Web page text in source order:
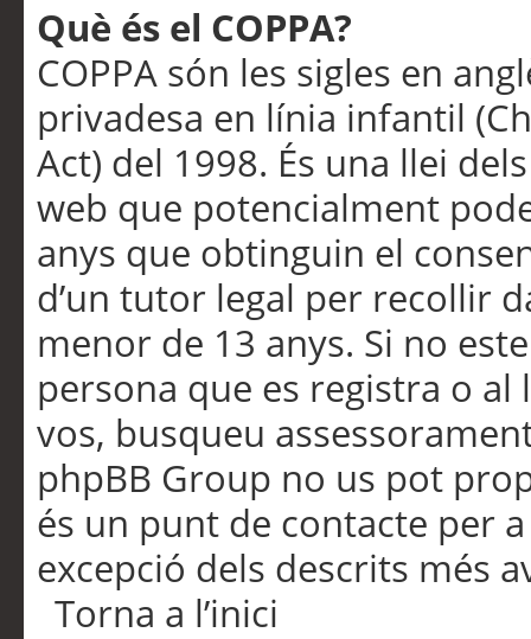
Què és el COPPA?
COPPA són les sigles en
privadesa en línia infantil
Act) del 1998. És una llei
web que potencialment
anys que obtinguin el
d’un tutor legal per recollir
menor de 13 anys. Si no
persona que es registra o
vos, busqueu
phpBB Group no us pot
és un punt de contacte per
excepció dels descrits més
Torna a l’inici